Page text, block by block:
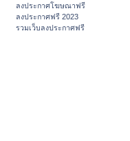
ลงประกาศโฆษณาฟรี
ลงประกาศฟรี 2023
รวมเว็บลงประกาศฟรี